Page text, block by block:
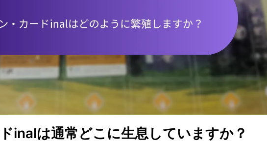
inalは通常どこに生息していますか？